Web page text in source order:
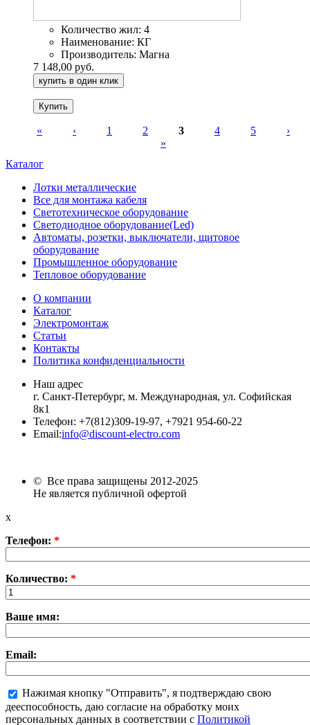
Количество жил: 4
Наименование: КГ
Производитель: Магна
7 148,00 руб.
купить в один клик
« ‹ 1 2 3 4 5
›
»
Каталог
Лотки металлические
Все для монтажа кабеля
Светотехническое оборудование
Светодиодное оборудование(Led)
Автоматы, розетки, выключатели, щитовое
оборудование
Промышленное оборудование
Тепловое оборудование
О компании
Каталог
Электромонтаж
Статьи
Контакты
Политика конфиденциальности
Наш адрес
г. Санкт-Петербург, м. Международная, ул. Софийская
8к1
Телефон: +7(812)309-19-97, +7921 954-60-22
Email:info@discount-electro.com
© Все права защищены 2012-2025
Не является публичной офертой
x
Телефон: *
Количество: *
Ваше имя:
Email:
Нажимая кнопку "Отправить", я подтверждаю свою
дееспособность, даю согласие на обработку моих
персональных данных в соответствии с Политикой